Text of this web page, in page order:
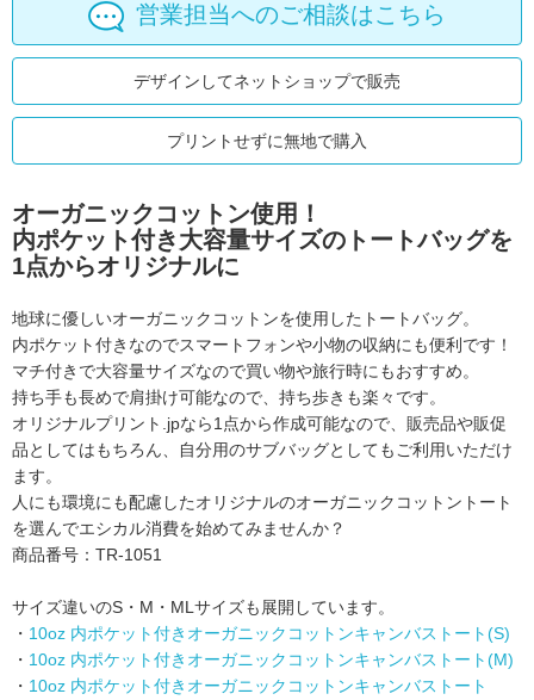
営業担当へのご相談はこちら
デザインしてネットショップで販売
プリントせずに無地で購入
オーガニックコットン使用！
内ポケット付き大容量サイズのトートバッグを
1点からオリジナルに
地球に優しいオーガニックコットンを使用したトートバッグ。
内ポケット付きなのでスマートフォンや小物の収納にも便利です！
マチ付きで大容量サイズなので買い物や旅行時にもおすすめ。
持ち手も長めで肩掛け可能なので、持ち歩きも楽々です。
オリジナルプリント.jpなら1点から作成可能なので、販売品や販促
品としてはもちろん、
自分用のサブバッグとしてもご利用いただけ
ます。
人にも環境にも配慮したオリジナルのオーガニックコットントート
を選んでエシカル消費を始めてみませんか？
商品番号：TR-1051
サイズ違いのS・M・MLサイズも展開しています。
・ 10oz 内ポケット付きオーガニックコットンキャンバストート(S)
・ 10oz 内ポケット付きオーガニックコットンキャンバストート(M)
・ 10oz 内ポケット付きオーガニックコットンキャンバストート